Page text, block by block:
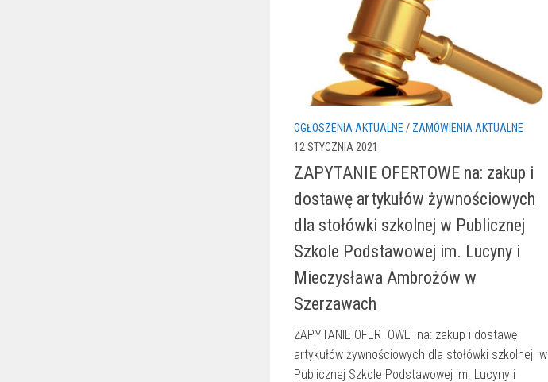
OGŁOSZENIA AKTUALNE / ZAMÓWIENIA AKTUALNE
12 STYCZNIA 2021
ZAPYTANIE OFERTOWE na: zakup i
dostawę artykułów żywnościowych
dla stołówki szkolnej w Publicznej
Szkole Podstawowej im. Lucyny i
Mieczysława Ambrożów w
Szerzawach
ZAPYTANIE OFERTOWE na: zakup i dostawę
artykułów żywnościowych dla stołówki szkolnej w
Publicznej Szkole Podstawowej im. Lucyny i